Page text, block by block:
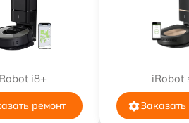
i8+
ремонт
iRobot
Заказать